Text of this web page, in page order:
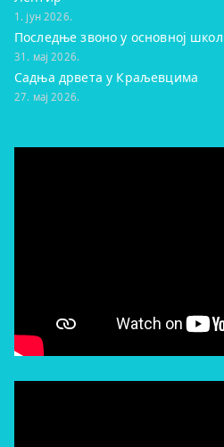
1. јун 2026.
Последње звоно у основној
31. мај 2026.
Садња дрвета у Краљевцима
27. мај 2026.